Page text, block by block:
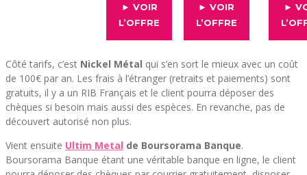
► VOIR
L’OFFRE
► VOIR
L’OFFRE
►
Côté tarifs, c’est Nickel Métal qui s’en sort le mieux avec un coût
de 100€ par an. Les frais à l’étranger (retraits et paiements) sont
gratuits, il y a un RIB Français et le client pourra déposer des
chèques si besoin mais aussi des espèces. En revanche, pas de
découvert autorisé non plus.
Vient ensuite Ultim Metal de Boursorama Banque.
Boursorama Banque étant une véritable banque en ligne, le client